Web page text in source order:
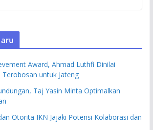
Award, Ahmad Luthfi Dinilai
Terobosan untuk Jateng
Taj Yasin Minta Optimalkan
Otorita IKN Jajaki Potensi Kolaborasi dan